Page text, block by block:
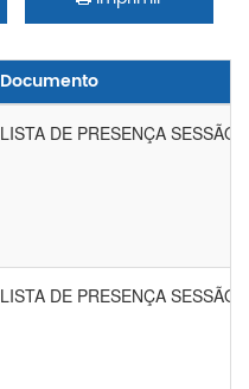
Documento
LISTA DE PRESENÇA SESSÃO
LISTA DE PRESENÇA SESSÃO